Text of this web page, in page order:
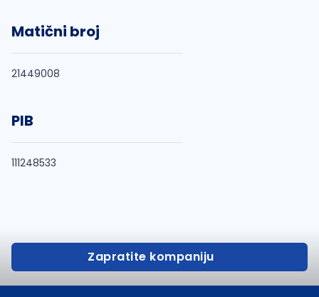
Matični broj
21449008
PIB
111248533
Zapratite kompaniju